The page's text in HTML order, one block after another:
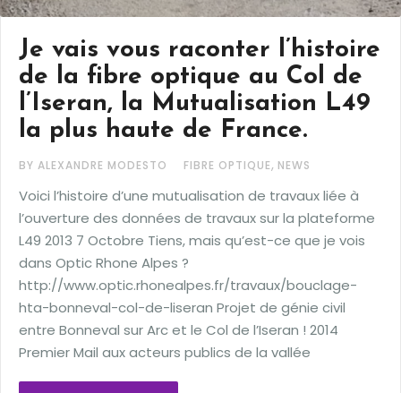
Je vais vous raconter l’histoire
de la fibre optique au Col de
l’Iseran, la Mutualisation L49
la plus haute de France.
BY ALEXANDRE MODESTO FIBRE OPTIQUE, NEWS
Voici l’histoire d’une mutualisation de travaux liée à
l’ouverture des données de travaux sur la plateforme
L49 2013 7 Octobre Tiens, mais qu’est-ce que je vois
dans Optic Rhone Alpes ?
http://www.optic.rhonealpes.fr/travaux/bouclage-
hta-bonneval-col-de-liseran Projet de génie civil
entre Bonneval sur Arc et le Col de l’Iseran ! 2014
Premier Mail aux acteurs publics de la vallée